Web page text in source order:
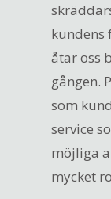
kundens
åtar oss
gången.
som
service
möjliga
mycket